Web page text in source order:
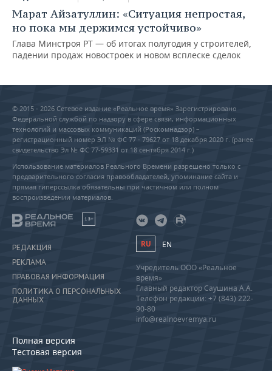
Марат Айзатуллин: «Ситуация непростая,
но пока мы держимся устойчиво»
Глава Минстроя РТ — об итогах полугодия у строителей,
падении продаж новостроек и новом всплеске сделок
© 2015 - 2026 Сетевое издание «Реальное время» Зарегистрировано
Федеральной службой по надзору в сфере связи, информационных
технологий и массовых коммуникаций (Роскомнадзор) –
регистрационный номер ЭЛ № ФС 77 - 79627 от 18 декабря 2020 г. (ранее
свидетельство Эл № ФС 77-59331 от 18 сентября 2014 г.)
Использование материалов Реального Времени разрешено только с
предварительного согласия правообладателей, упоминание сайта и
прямая гиперссылка обязательны при частичном или полном
воспроизведении материалов.
18+
РЕДАКЦИЯ
РЕКЛАМА
ПРАВОВАЯ ИНФОРМАЦИЯ
ПОЛИТИКА О ПЕРСОНАЛЬНЫХ
ДАННЫХ
Полная версия
Тестовая версия
RU EN
Учредитель ООО «Реальное
время»
Главный редактор Саушина А.А.
Телефон редакции: +7 (843) 222-
90-80
info@realnoevremya.ru